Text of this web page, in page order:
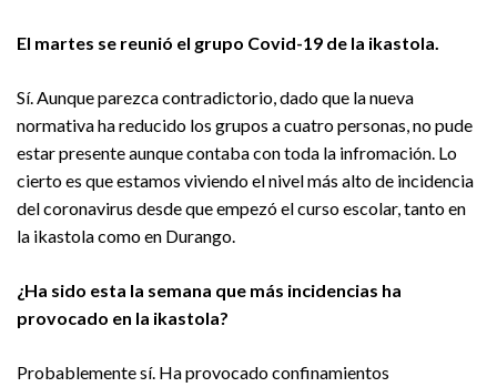
El martes se reunió el grupo Covid-19 de la ikastola.
Sí. Aunque parezca contradictorio, dado que la nueva
normativa ha reducido los grupos a cuatro personas, no pude
estar presente aunque contaba con toda la infromación. Lo
cierto es que estamos viviendo el nivel más alto de incidencia
del coronavirus desde que empezó el curso escolar, tanto en
la ikastola como en Durango.
¿Ha sido esta la semana que más incidencias ha
provocado en la ikastola?
Probablemente sí. Ha provocado confinamientos